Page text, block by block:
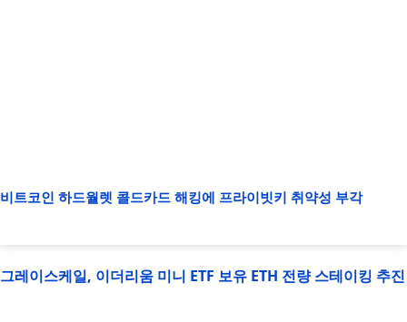
비트코인 하드월렛 콜드카드 해킹에 프라이빗키 취약성 부각
그레이스케일, 이더리움 미니 ETF 보유 ETH 전량 스테이킹 추진